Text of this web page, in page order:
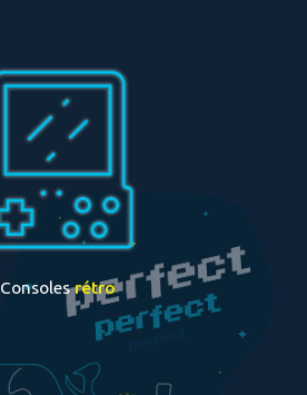
Consolesrétro